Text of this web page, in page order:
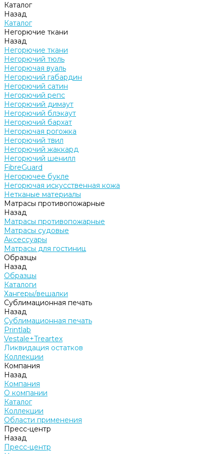
Каталог
Назад
Каталог
Негорючие ткани
Назад
Негорючие ткани
Негорючий тюль
Негорючая вуаль
Негорючий габардин
Негорючий сатин
Негорючий репс
Негорючий димаут
Негорючий блэкаут
Негорючий бархат
Негорючая рогожка
Негорючий твил
Негорючий жаккард
Негорючий шенилл
FibreGuard
Негорючее букле
Негорючая искусственная кожа
Нетканые материалы
Матрасы противопожарные
Назад
Матрасы противопожарные
Матрасы судовые
Аксессуары
Матрасы для гостиниц
Образцы
Назад
Образцы
Каталоги
Хангеры/вешалки
Сублимационная печать
Назад
Сублимационная печать
Printlab
Vestale+Treartex
Ликвидация остатков
Коллекции
Компания
Назад
Компания
О компании
Каталог
Коллекции
Области применения
Пресс-центр
Назад
Пресс-центр